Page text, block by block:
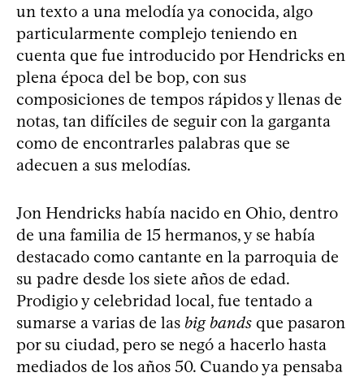
un texto a una melodía ya conocida, algo
particularmente complejo teniendo en
cuenta que fue introducido por Hendricks en
plena época del be bop, con sus
composiciones de tempos rápidos y llenas de
notas, tan difíciles de seguir con la garganta
como de encontrarles palabras que se
adecuen a sus melodías.
Jon Hendricks había nacido en Ohio, dentro
de una familia de 15 hermanos, y se había
destacado como cantante en la parroquia de
su padre desde los siete años de edad.
Prodigio y celebridad local, fue tentado a
sumarse a varias de las big bands que pasaron
por su ciudad, pero se negó a hacerlo hasta
mediados de los años 50. Cuando ya pensaba